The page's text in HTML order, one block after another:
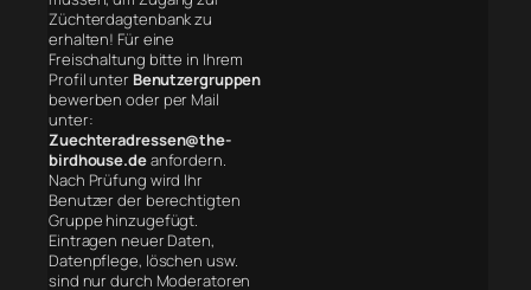
Züchterdagtenbank zu
erhalten! Für eine
Freischaltung bitte in Ihrem
Profil unter Benutzergruppen
bewerben oder per Mail
unter:
Zuechteradressen@the-
birdhouse.deanfordern.
Nach Prüfung wird Ihr
Benutzer der berechtigten
Gruppe hinzugefügt.
Eintragen neuer Daten,
Datenpflege, löschen usw.
sind nur durch Moderatoren